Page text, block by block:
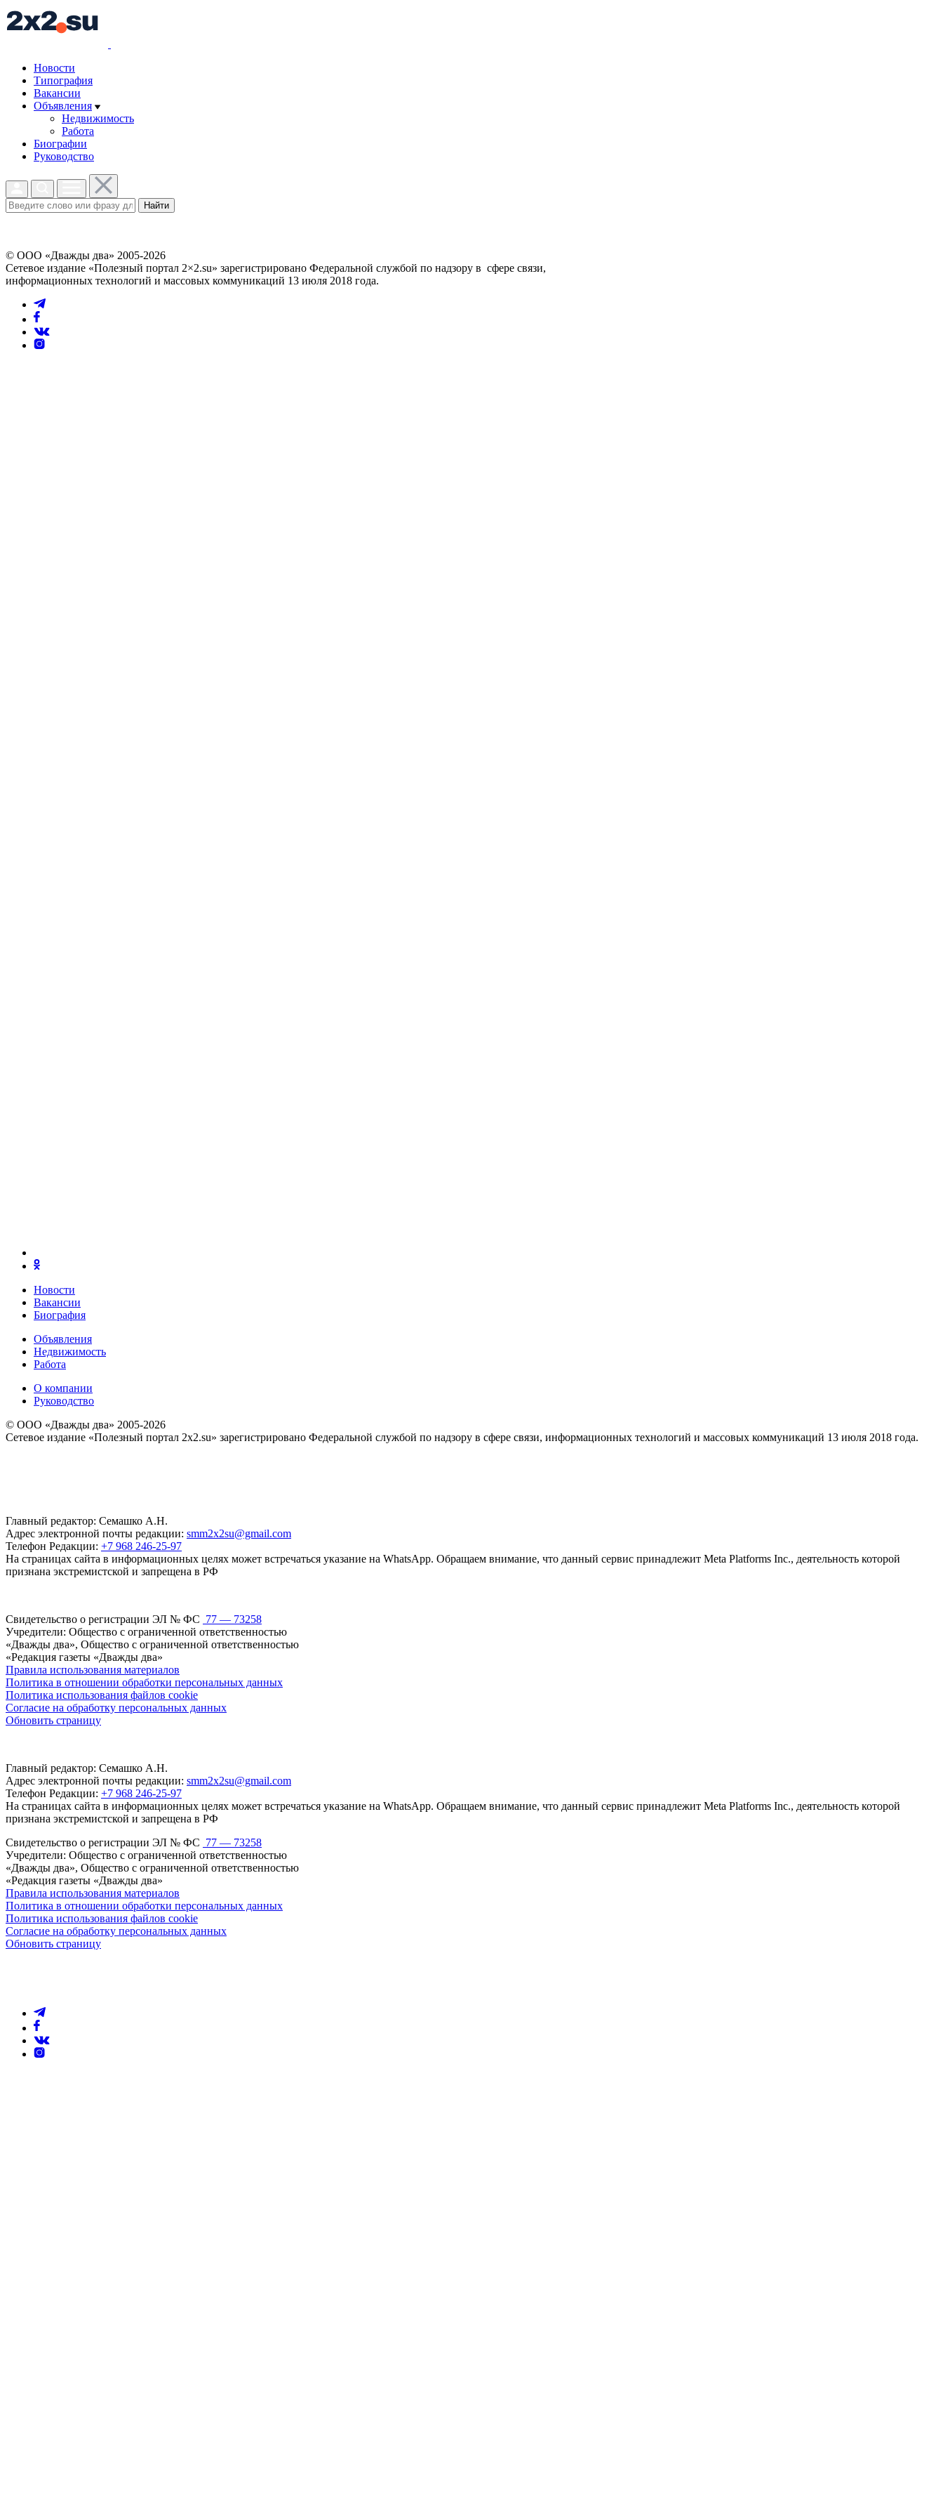
Новости
Типография
Вакансии
Объявления
Недвижимость
Работа
Биографии
Руководство
Найти
© ООО «Дважды два» 2005-2026
Сетевое издание «Полезный портал 2×2.su» зарегистрировано Федеральной службой по надзору в сфере связи,
информационных технологий и массовых коммуникаций 13 июля 2018 года.
Новости
Вакансии
Биография
Объявления
Недвижимость
Работа
О компании
Руководство
© ООО «Дважды два» 2005-2026
Сетевое издание «Полезный портал 2x2.su» зарегистрировано Федеральной службой по надзору в сфере связи, информационных технологий и массовых коммуникаций 13 июля 2018 года.
Главный редактор: Семашко А.Н.
Адрес электронной почты редакции: smm2x2su@gmail.com
Телефон Редакции: +7 968 246-25-97
На страницах сайта в информационных целях может встречаться указание на WhatsApp. Обращаем внимание, что данный сервис принадлежит Meta Platforms Inc., деятельность которой
признана экстремистской и запрещена в РФ
Свидетельство о регистрации ЭЛ № ФС 77 — 73258
Учредители: Общество с ограниченной ответственностью
«Дважды два», Общество с ограниченной ответственностью
«Редакция газеты «Дважды два»
Правила использования материалов
Политика в отношении обработки персональных данных
Политика использования файлов cookie
Согласие на обработку персональных данных
Обновить страницу
Главный редактор: Семашко А.Н.
Адрес электронной почты редакции: smm2x2su@gmail.com
Телефон Редакции: +7 968 246-25-97
На страницах сайта в информационных целях может встречаться указание на WhatsApp. Обращаем внимание, что данный сервис принадлежит Meta Platforms Inc., деятельность которой
признана экстремистской и запрещена в РФ
Свидетельство о регистрации ЭЛ № ФС 77 — 73258
Учредители: Общество с ограниченной ответственностью
«Дважды два», Общество с ограниченной ответственностью
«Редакция газеты «Дважды два»
Правила использования материалов
Политика в отношении обработки персональных данных
Политика использования файлов cookie
Согласие на обработку персональных данных
Обновить страницу